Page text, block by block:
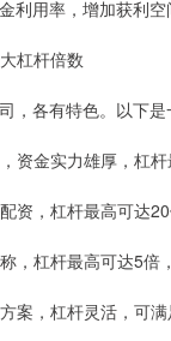
利用率，增加获利空
杠杆倍数
，各有特色。以下是
资金实力雄厚，杠杆
资，杠杆最高可达20
，杠杆最高可达5倍
案，杠杆灵活，可满